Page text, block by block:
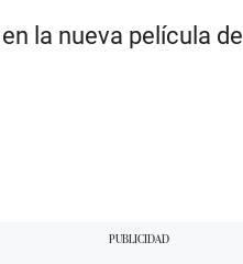
la nueva película de